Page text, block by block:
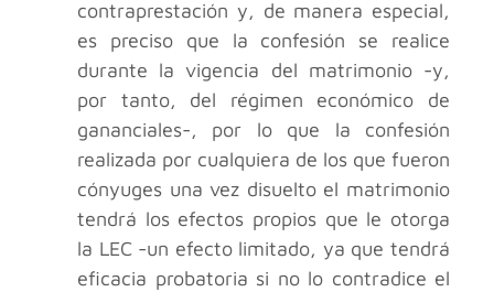
contraprestación y, de manera especial,
es preciso que la confesión se realice
durante la vigencia del matrimonio -y,
por tanto, del régimen económico de
gananciales-, por lo que la confesión
realizada por cualquiera de los que fueron
cónyuges una vez disuelto el matrimonio
tendrá los efectos propios que le otorga
la LEC -un efecto limitado, ya que tendrá
eficacia probatoria si no lo contradice el